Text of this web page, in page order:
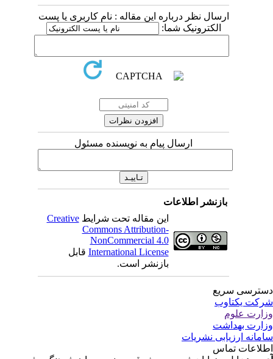
ارسال نظر درباره این مقاله : نام کاربری یا پست
الکترونیک شما:
ارسال پیام به نویسنده مسئول
بازنشر اطلاعات
این مقاله تحت شرایطCreative
Commons Attribution-
NonCommercial 4.0
International Licenseقابل
بازنشر است.
سریع
یکتاوب
علوم
بهداشت
ارزیابی نشریات
تماس